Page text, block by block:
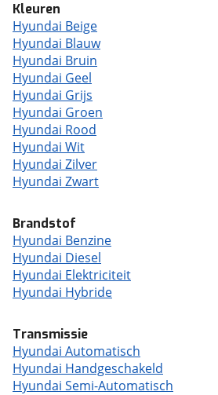
Kleuren
Hyundai Beige
Hyundai Blauw
Hyundai Bruin
Hyundai Geel
Hyundai Grijs
Hyundai Groen
Hyundai Rood
Hyundai Wit
Hyundai Zilver
Hyundai Zwart
Brandstof
Hyundai Benzine
Hyundai Diesel
Hyundai Elektriciteit
Hyundai Hybride
Transmissie
Hyundai Automatisch
Hyundai Handgeschakeld
Hyundai Semi-Automatisch